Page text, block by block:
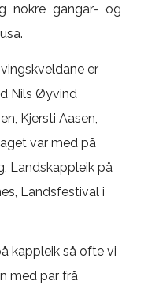
nokre gangar- og
er
Nils Øyvind
Kjersti Aasen,
var med på
Landskappleik på
Landsfestival i
kappleik så ofte vi
med par frå